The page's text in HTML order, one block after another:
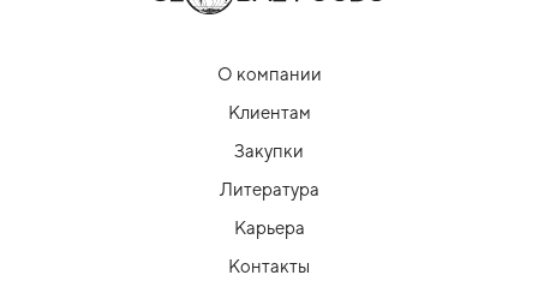
О компании
Клиентам
Закупки
Литература
Карьера
Контакты